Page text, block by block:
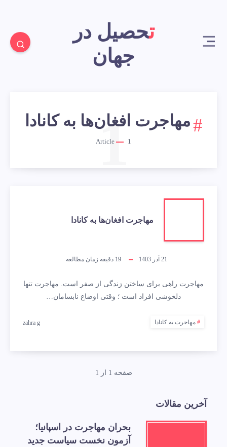
تحصیل در
جهان
مهاجرت افغان‌ها به کانادا
1
1
مهاجرت افغان‌ها به کانادا
21 آذر 1403 19 دقیقه زمان مطالعه
مهاجرت راهی برای ساختن زندگی از صفر است. مهاجرت تنها
دلخوشی افراد است ؛ وقتی اوضاع نابسامان…
مهاجرت به کانادا zahra g
صفحه 1 از 1
آخرین مقالات
بحران مهاجرت در اسپانیا؛
آزمون نخست سیاست جدید